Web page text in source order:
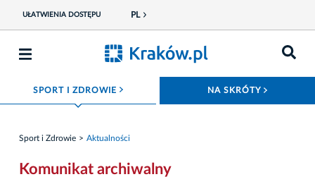
UŁATWIENIA DOSTĘPU PL
SPORT I ZDROWIE ROZWIŃ MENU NA SKRÓTY
Sport i Zdrowie Aktualności
Komunikat archiwalny